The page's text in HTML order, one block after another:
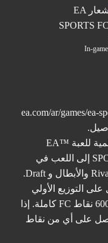
In-
ea.com/ar/games/ea-
** تستند إحصائيات مواسم الجولة العالمية للعبة ™EA
SPORTS FC™ 26 Football Ultimate Team إلى اللعب في
التوزيع الأولي
لنقاط FC قبل 15 يونيو 2026 لاستلام 6000 نقاط FC كاملة. إذا
2026، فلن تحصل على أي من نقاط